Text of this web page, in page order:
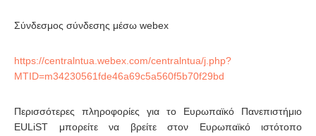
Σύνδεσμος σύνδεσης μέσω webex
https://centralntua.webex.com/centralntua/j.php?
MTID=m34230561fde46a69c5a560f5b70f29bd
Περισσότερες πληροφορίες για τo Ευρωπαϊκό Πανεπιστήμιο
EULiST μπορείτε να βρείτε στον Ευρωπαϊκό ιστότοπο